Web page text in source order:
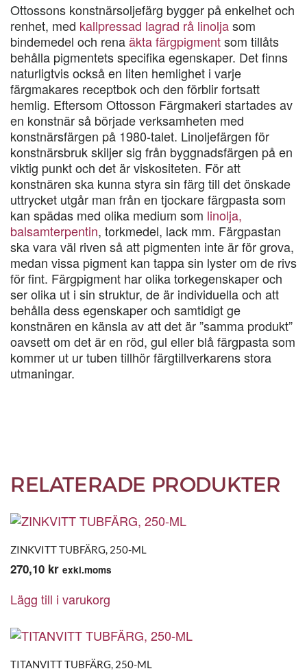
Ottossons konstnärsoljefärg bygger på enkelhet och
renhet, med kallpressad lagrad rå linoljasom
bindemedel och renaäkta färgpigmentsom tillåts
behålla pigmentets specifika egenskaper. Det finns
naturligtvis också en liten hemlighet i varje
färgmakares receptbok och den förblir fortsatt
hemlig. Eftersom Ottosson Färgmakeri startades av
en konstnär så började verksamheten med
konstnärsfärgen på 1980-talet. Linoljefärgen för
konstnärsbruk skiljer sig från byggnadsfärgen på en
viktig punkt och det är viskositeten. För att
konstnären ska kunna styra sin färg till det önskade
uttrycket utgår man från en tjockare färgpasta som
kan spädas med olika medium som linolja,
balsamterpentin, torkmedel, lack mm. Färgpastan
ska vara väl riven så att pigmenten inte är för grova,
medan vissa pigment kan tappa sin lyster om de rivs
för fint. Färgpigment har olika torkegenskaper och
ser olika ut i sin struktur, de är individuella och att
behålla dess egenskaper och samtidigt ge
konstnären en känsla av att det är ”samma produkt”
oavsett om det är en röd, gul eller blå färgpasta som
kommer ut ur tuben tillhör färgtillverkarens stora
utmaningar.
RELATERADE PRODUKTER
ZINKVITT TUBFÄRG, 250-ML
270,10 kr exkl.moms
Lägg till i varukorg
TITANVITT TUBFÄRG, 250-ML